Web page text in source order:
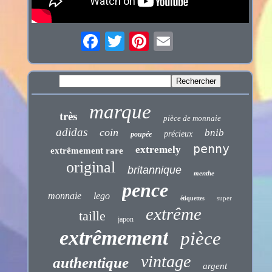
très marque pièce de monnaie
adidas coin poupée précieux bnib
extrêmement rare extremely penny
original britannique menthe
monnaie lego pence étiquettes super
taille japon extrême
extrêmement pièce
authentique vintage argent